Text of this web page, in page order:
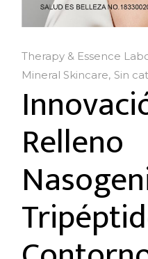
Therapy & Essence
Mineral Skincare Sin
Relleno